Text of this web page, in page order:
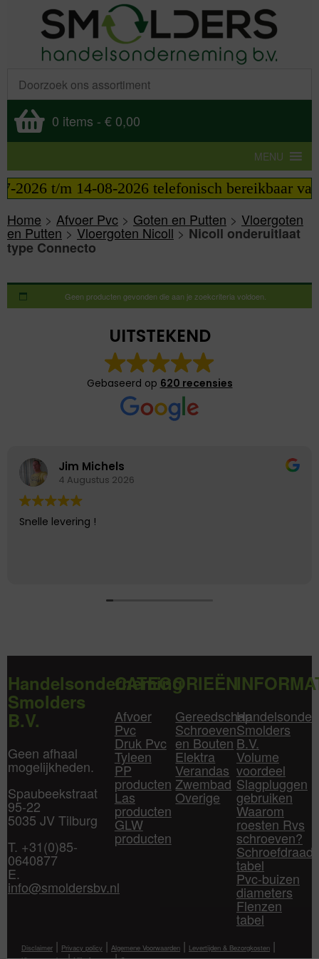
0 items - € 0,00
MENU
t/m 14-08-2026 telefonisch bereikbaar
Home > Afvoer Pvc > Goten en Putten > Vloergoten
en Putten>Vloergoten Nicoll>Nicoll onderuitlaat
type Connecto
Geen producten gevonden die aan je zoekcriteria voldoen.
UITSTEKEND
Gebaseerd op 620 recensies
Jim Michels
4 Augustus 2026
Snelle levering !
Handelsonderneming
Smolders
B.V.
Geen afhaal
mogelijkheden.
Spaubeekstraat
95-22
5035 JV Tilburg
T. +31(0)85-
0640877
E.
info@smoldersbv.nl
CATEGORIEËN
Afvoer
Pvc
Druk Pvc
Tyleen
PP
producten
Las
producten
GLW
producten
Gereedschap
Schroeven
en Bouten
Elektra
Verandas
Zwembad
Overige
Smolders
B.V.
Volume
voordeel
Slagpluggen
gebruiken
Waarom
roesten Rvs
schroeven?
Schroefdraad
tabel
Pvc-buizen
diameters
Flenzen
tabel
Disclaimer | Privacy policy | Algemene Voorwaarden | Levertijden & Bezorgkosten |